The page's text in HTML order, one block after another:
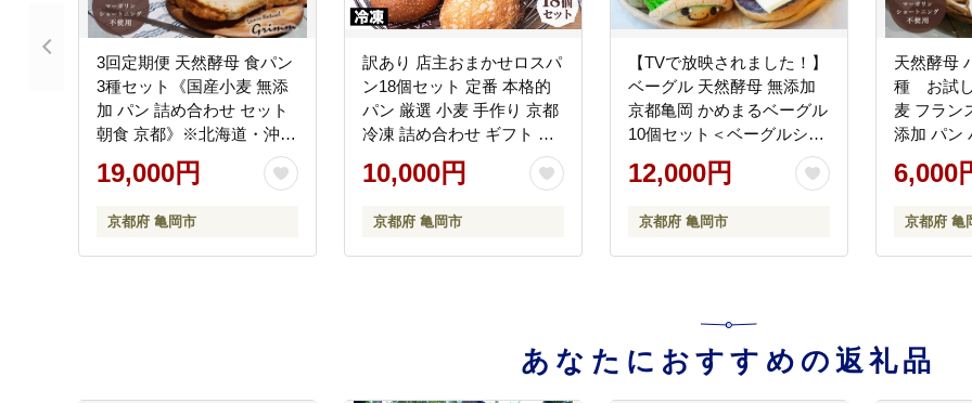
3回定期便 天然酵母 食パン
3種セット《国産小麦 無添
加 パン 詰め合わせ セット
朝食 京都》※北海道・沖
縄・離島への配送不可
19,000円
京都府 亀岡市
訳あり 店主おまかせロスパ
ン18個セット 定番 本格的
パン 厳選 小麦 手作り 京都
冷凍 詰め合わせ ギフト お
すすめ 人気 冷凍パン 朝食
パン好き ベーカリー 毎日
10,000円
京都府 亀岡市
【TVで放映されました！】
ベーグル 天然酵母 無添加
京都亀岡 かめまるベーグル
10個セット＜ベーグルショ
ップCocoroPan＞天然白神
こだま酵母使用《もちもち
母 無添加 個包装》
12,000円
京都府 亀岡市
天然酵母
種 お試
麦 フラン
添加 パン
ーニュ
朝食 京都
6,000
京都府 亀
あなたにおすすめの返礼品